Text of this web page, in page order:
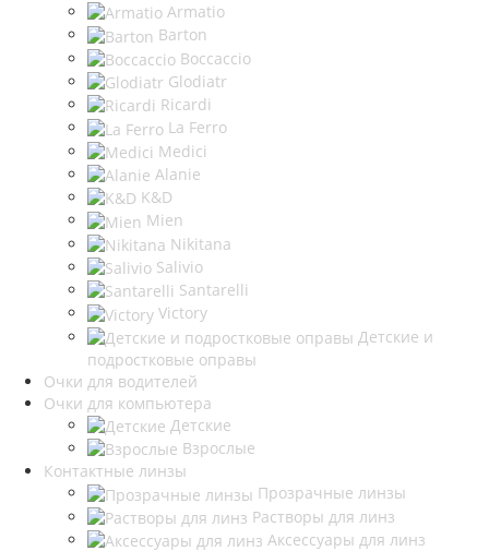
Armatio
Barton
Boccaccio
Glodiatr
Ricardi
La Ferro
Medici
Alanie
K&D
Mien
Nikitana
Salivio
Santarelli
Victory
Детские и
подростковые оправы
Очки для водителей
Очки для компьютера
Детские
Взрослые
Контактные линзы
Прозрачные линзы
Растворы для линз
Аксессуары для линз